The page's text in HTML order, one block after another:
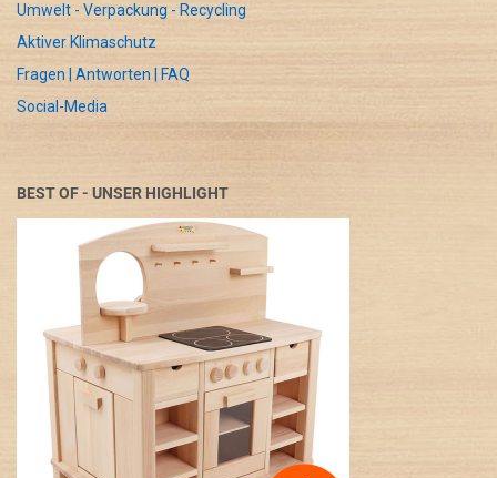
Umwelt - Verpackung - Recycling
Aktiver Klimaschutz
Fragen | Antworten | FAQ
Social-Media
BEST OF - UNSER HIGHLIGHT